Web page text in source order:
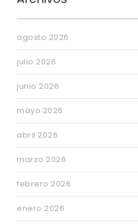
agosto 2026
julio 2026
junio 2026
mayo 2026
abril 2026
marzo 2026
febrero 2026
enero 2026